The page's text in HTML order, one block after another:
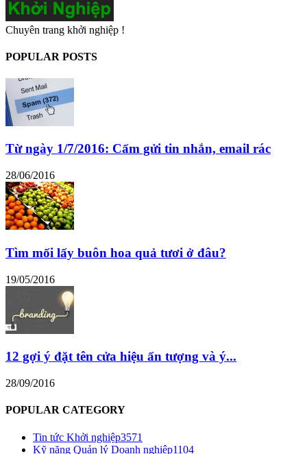
Chuyên trang khởi nghiệp !
POPULAR POSTS
Từ ngày 1/7/2016: Cấm gửi tin nhắn, email rác
28/06/2016
Tìm mối lấy buôn hoa quả tươi ở đâu?
19/05/2016
12 gợi ý đặt tên cửa hiệu ấn tượng và ý...
28/09/2016
POPULAR CATEGORY
Tin tức Khởi nghiệp3571
Kỹ năng Quản lý Doanh nghiệp1104